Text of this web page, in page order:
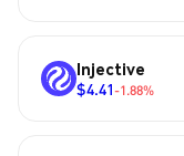
Injective
$4.41-1.88%